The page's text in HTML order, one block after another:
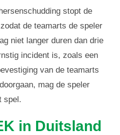
stopt de
de teamarts de speler
niet langer duren dan drie
incident is, zoals een
van de teamarts
mag de speler
spel.
in Duitsland